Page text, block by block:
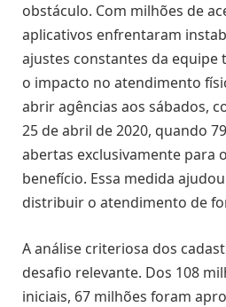
obstáculo. Com milhões de
aplicativos enfrentaram
ajustes constantes da equipe
o impacto no atendimento
abrir agências aos sábados,
25 de abril de 2020, quando
abertas exclusivamente para
benefício. Essa medida
distribuir o atendimento de
A análise criteriosa dos
desafio relevante. Dos 108
iniciais, 67 milhões foram